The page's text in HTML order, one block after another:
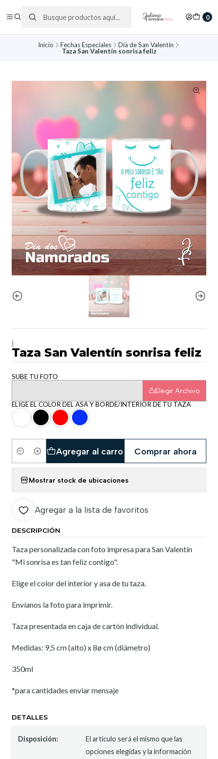
0
Inicio Fechas Especiales
Día de San Valentín
Taza San Valentín sonrisa feliz
Taza San Valentín sonrisa feliz
SUBE TU FOTO
Elegir Archivo
ELIGE EL COLOR DEL ASA Y BORDE/INTERIOR DE TU TAZA
Cantidad
Agregar al carro Comprar ahora
Mostrar stock de ubicaciones
Agregar a la lista de favoritos
DESCRIPCIÓN
Taza personalizada con foto impresa para San Valentín
"Mi sonrisa es tan feliz contigo".
Elige el color del interior y asa de tu taza.
Envíanos la foto para imprimir.
Taza presentada en caja de cartón individual.
Medidas: 9,5 cm (alto) x 8ø cm (diámetro)
350ml
*para cantidades enviar mensaje
DETALLES
Disposición:
El artículo será el mismo que las
opciones elegidas y la información